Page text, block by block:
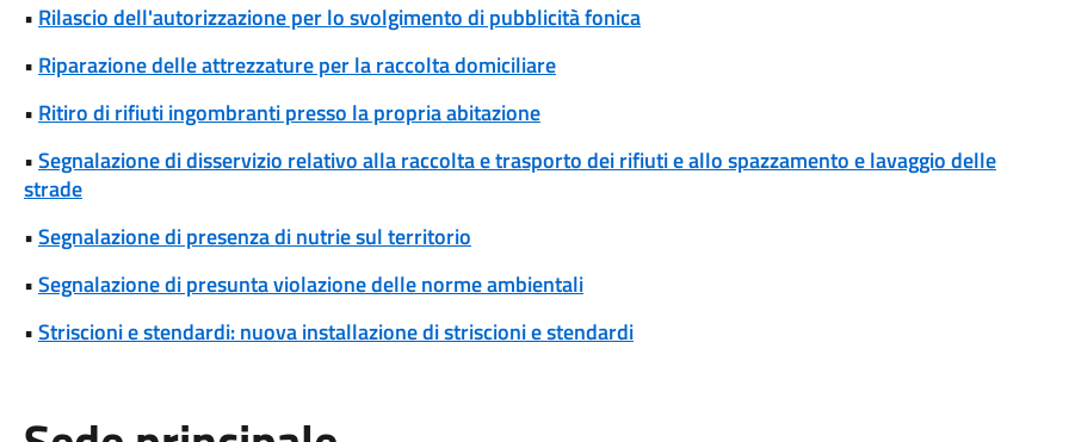
• Rilascio dell'autorizzazione per lo svolgimento di pubblicità fonica
• Riparazione delle attrezzature per la raccolta domiciliare
• Ritiro di rifiuti ingombranti presso la propria abitazione
•Segnalazione di disservizio relativo alla raccolta e trasporto dei rifiuti e allo spazzamento e lavaggio delle
strade
•Segnalazione di presenza di nutrie sul territorio
•Segnalazione di presunta violazione delle norme ambientali
•Striscioni e stendardi: nuova installazione di striscioni e stendardi